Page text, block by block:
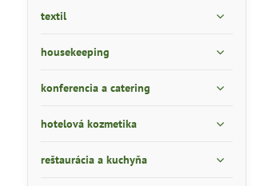
textil
housekeeping
konferencia a catering
hotelová kozmetika
reštaurácia a kuchyňa